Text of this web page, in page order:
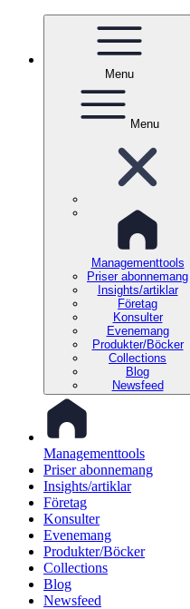
Menu
Menu
Managementtools
Priser abonnemang
Insights/artiklar
Företag
Konsulter
Evenemang
Produkter/Böcker
Collections
Blog
Newsfeed
Managementtools
Priser abonnemang
Insights/artiklar
Företag
Konsulter
Evenemang
Produkter/Böcker
Collections
Blog
Newsfeed